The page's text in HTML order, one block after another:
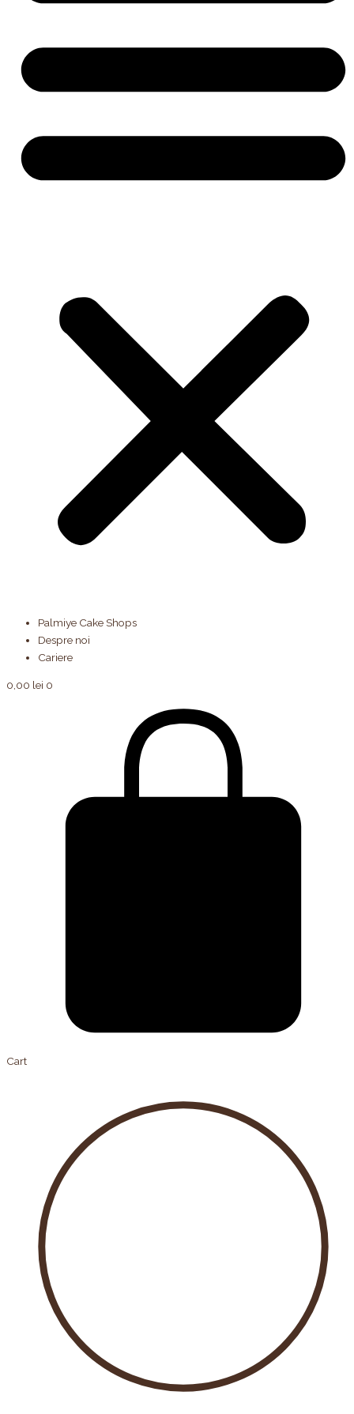
Palmiye Cake Shops
Despre noi
Cariere
0,00 lei 0
Cart